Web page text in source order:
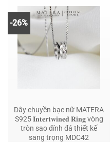
-26%
Dây chuyền bạc nữ MATERA
S925 𝐈𝐧𝐭𝐞𝐫𝐭𝐰𝐢𝐧𝐞𝐝 𝐑𝐢𝐧𝐠 vòng
tròn sao đính đá thiết kế
sang trọng MDC42